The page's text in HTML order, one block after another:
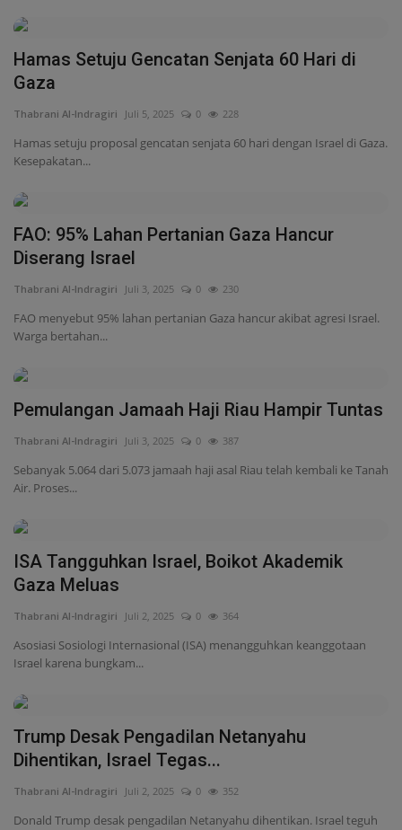
FAO: 95% Lahan Pertanian Gaza Hancur
Diserang Israel
Thabrani Al-Indragiri Juli 3, 2025 0 230
FAO menyebut 95% lahan pertanian Gaza hancur akibat agresi Israel.
Warga bertahan...
Pemulangan Jamaah Haji Riau Hampir Tuntas
Thabrani Al-Indragiri Juli 3, 2025
Sebanyak 5.064 dari 5.073 jamaah haji asal Riau telah kembali ke Tanah
Air. Proses...
ISA Tangguhkan Israel, Boikot Akademik
Gaza Meluas
Thabrani Al-Indragiri Juli 2, 2025 0 364
Asosiasi Sosiologi Internasional (ISA) menangguhkan keanggotaan
Israel karena bungkam...
Trump Desak Pengadilan Netanyahu
Dihentikan, Israel Tegas...
Thabrani Al-Indragiri Juli 2, 2025 0 352
Donald Trump desak pengadilan Netanyahu dihentikan. Israel teguh
jalankan hukum,...
Gaza Lumpuh: Rumah Sakit Kolaps, Wabah
Ancam Anak-Anak
Thabrani Al-Indragiri Juli 2, 2025 0 216
Sistem kesehatan Gaza kolaps di tengah serangan Israel. Rumah sakit